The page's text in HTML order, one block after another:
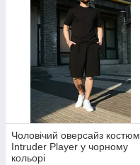
Чоловічий оверсайз костюм
Intruder Player у чорному
кольорі